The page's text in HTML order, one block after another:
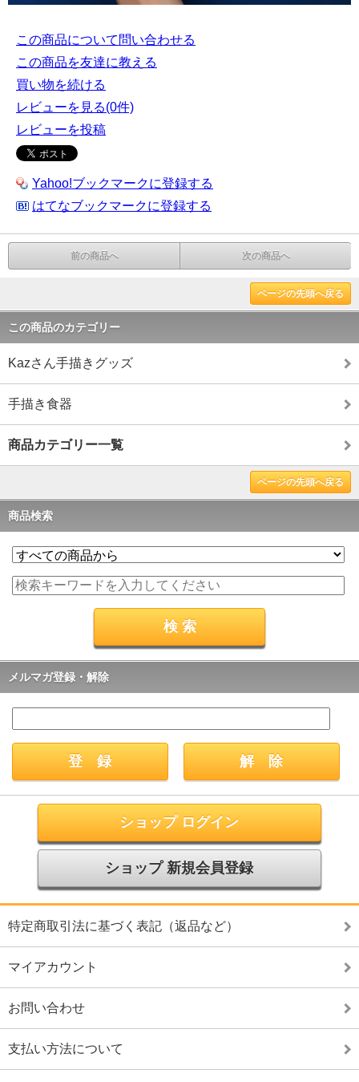
この商品について問い合わせる
この商品を友達に教える
買い物を続ける
レビューを見る(0件)
レビューを投稿
Yahoo!ブックマークに登録する
はてなブックマークに登録する
前の商品へ 次の商品へ
ページの先頭へ戻る
この商品のカテゴリー
Kazさん手描きグッズ
手描き食器
商品カテゴリー一覧
ページの先頭へ戻る
商品検索
メルマガ登録・解除
ショップ ログイン
ショップ 新規会員登録
特定商取引法に基づく表記（返品など）
マイアカウント
お問い合わせ
支払い方法について